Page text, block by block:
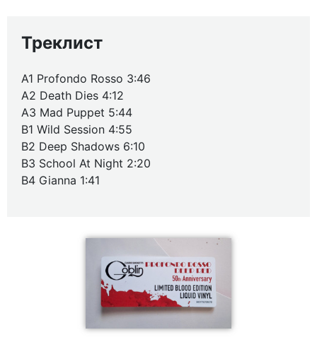
Треклист
A1 Profondo Rosso 3:46
A2 Death Dies 4:12
A3 Mad Puppet 5:44
B1 Wild Session 4:55
B2 Deep Shadows 6:10
B3 School At Night 2:20
B4 Gianna 1:41